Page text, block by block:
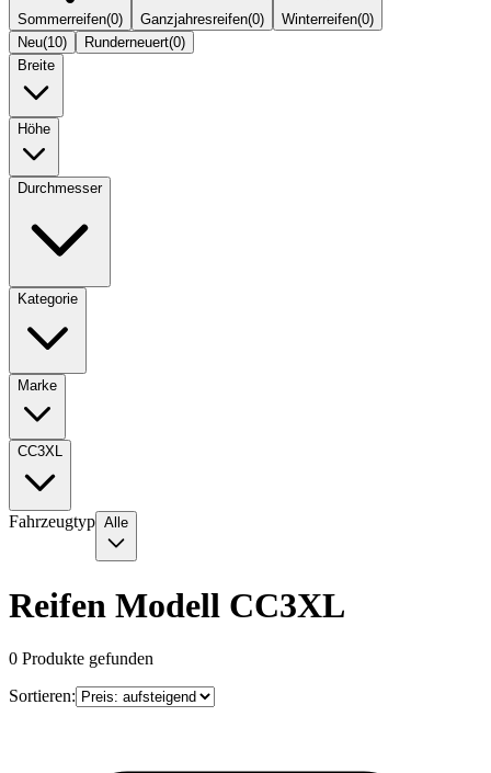
Sommerreifen(0) Ganzjahresreifen(0) Winterreifen(0)
Neu(10) Runderneuert(0)
Breite
Höhe
Durchmesser
Kategorie
Marke
CC3XL
Fahrzeugtyp Alle
Reifen Modell CC3XL
0 Produkte gefunden
Sortieren: